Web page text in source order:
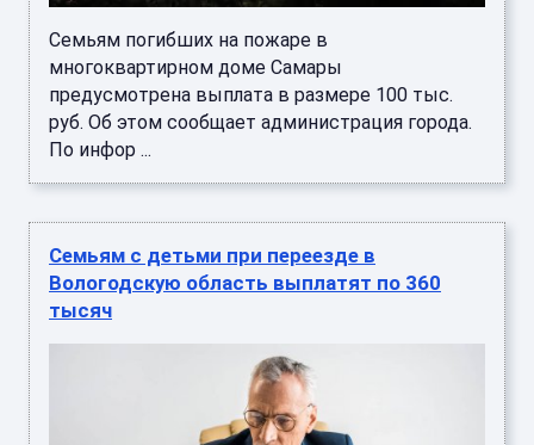
Семьям погибших на пожаре в
многоквартирном доме Самары
предусмотрена выплата в размере 100 тыс.
руб. Об этом сообщает администрация города.
По инфор ...
Семьям с детьми при переезде в
Вологодскую область выплатят по 360
тысяч